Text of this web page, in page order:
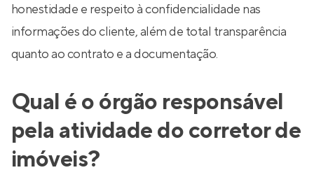
honestidade e respeito à confidencialidade nas
informações do cliente, além de total transparência
quanto ao contrato e a documentação.
Qual é o órgão responsável
pela atividade do corretor de
imóveis?